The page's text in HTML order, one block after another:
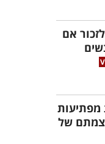
לזכור אם
מפתיעות
של